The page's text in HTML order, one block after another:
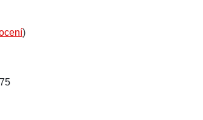
)